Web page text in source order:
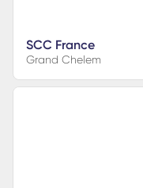
SCC France
Grand Chelem